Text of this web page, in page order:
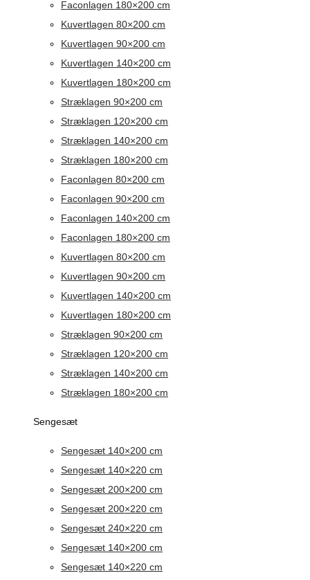
Faconlagen 180×200 cm
Kuvertlagen 80×200 cm
Kuvertlagen 90×200 cm
Kuvertlagen 140×200 cm
Kuvertlagen 180×200 cm
Stræklagen 90×200 cm
Stræklagen 120×200 cm
Stræklagen 140×200 cm
Stræklagen 180×200 cm
Faconlagen 80×200 cm
Faconlagen 90×200 cm
Faconlagen 140×200 cm
Faconlagen 180×200 cm
Kuvertlagen 80×200 cm
Kuvertlagen 90×200 cm
Kuvertlagen 140×200 cm
Kuvertlagen 180×200 cm
Stræklagen 90×200 cm
Stræklagen 120×200 cm
Stræklagen 140×200 cm
Stræklagen 180×200 cm
Sengesæt
Sengesæt 140×200 cm
Sengesæt 140×220 cm
Sengesæt 200×200 cm
Sengesæt 200×220 cm
Sengesæt 240×220 cm
Sengesæt 140×200 cm
Sengesæt 140×220 cm